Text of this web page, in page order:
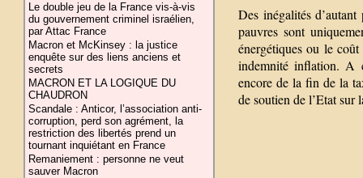
Le double jeu de la France vis-à-vis
du gouvernement criminel israélien,
par Attac France
Macron et McKinsey : la justice
enquête sur des liens anciens et
secrets
MACRON ET LA LOGIQUE DU
CHAUDRON
Scandale : Anticor, l’association anti-
corruption, perd son agrément, la
restriction des libertés prend un
tournant inquiétant en France
Remaniement : personne ne veut
sauver Macron
Des inégalités
pauvres sont
énergétiques ou le
indemnité inflation. A
encore de la fin de la
de soutien de l’Etat sur